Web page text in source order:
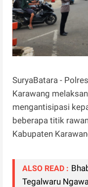
SuryaBatara -
Karawang
mengantisipasi
beberapa titik
Kabupaten
ALSO READ :
Tegalwaru